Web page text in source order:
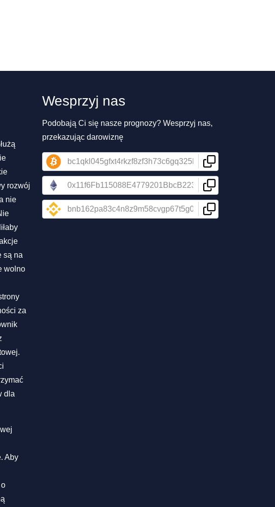
rozwój
nie
są na
wolno
za
dla
Aby
Wesprzyj nas
Podobają Ci się nasze prognozy? Wesprzyj nas,
przekazując darowiznę